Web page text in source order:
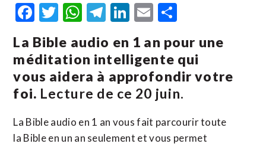
Facebook
Twitter
WhatsApp
Telegram
LinkedIn
Email
La Bible audio en 1 an pour une
méditation intelligente qui
vous aidera à approfondir votre
foi. Lecture de ce 20 juin.
La Bible audio en 1 an vous fait parcourir toute
la Bible en un an seulement et vous permet